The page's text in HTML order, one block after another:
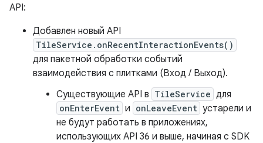
API:
Добавлен новый API
TileService.onRecentInteractionEvents()
для пакетной обработки событий
взаимодействия с плитками (Вход / Выход).
Существующие API в TileService для
onEnterEvent и onLeaveEvent устарели и
не будут работать в приложениях,
использующих API 36 и выше, начиная с SDK